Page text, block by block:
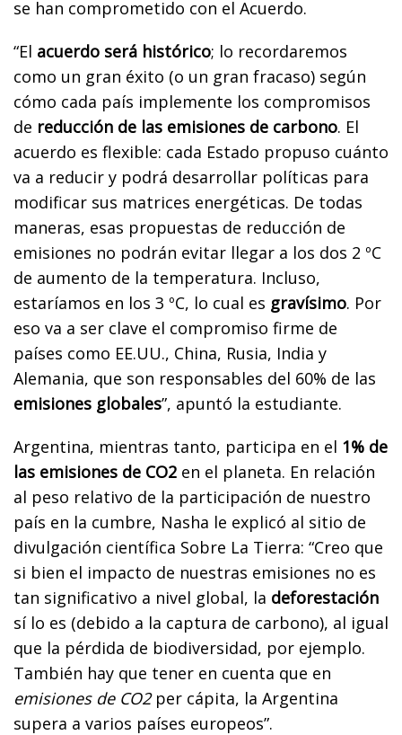
se han comprometido con el Acuerdo.
“El acuerdo será histórico; lo recordaremos
como un gran éxito (o un gran fracaso) según
cómo cada país implemente los compromisos
de reducción de las emisiones de carbono. El
acuerdo es flexible: cada Estado propuso cuánto
va a reducir y podrá desarrollar políticas para
modificar sus matrices energéticas. De todas
maneras, esas propuestas de reducción de
emisiones no podrán evitar llegar a los dos 2 ºC
de aumento de la temperatura. Incluso,
estaríamos en los 3 ºC, lo cual es gravísimo. Por
eso va a ser clave el compromiso firme de
países como EE.UU., China, Rusia, India y
Alemania, que son responsables del 60% de las
emisiones globales”, apuntó la estudiante.
Argentina, mientras tanto, participa en el 1% de
las emisiones de CO2 en el planeta. En relación
al peso relativo de la participación de nuestro
país en la cumbre, Nasha le explicó al sitio de
divulgación científica Sobre La Tierra: “Creo que
si bien el impacto de nuestras emisiones no es
tan significativo a nivel global, la deforestación
sí lo es (debido a la captura de carbono), al igual
que la pérdida de biodiversidad, por ejemplo.
También hay que tener en cuenta que en
emisiones de CO2per cápita, la Argentina
supera a varios países europeos”.